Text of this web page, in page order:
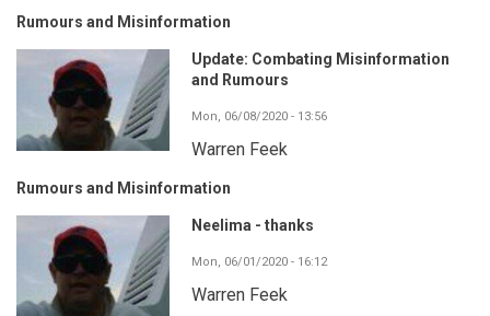
Rumours and Misinformation
Update: Combating Misinformation
and Rumours
Mon, 06/08/2020 - 13:56
Warren Feek
Rumours and Misinformation
Neelima - thanks
Mon, 06/01/2020 - 16:12
Warren Feek